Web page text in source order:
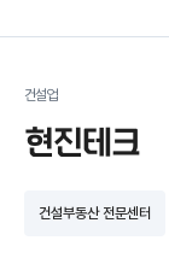
건설업
현진테크
건설부동산 전문센터